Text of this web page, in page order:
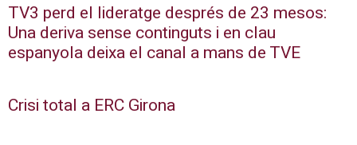
TV3 perd el lideratge després de 23 mesos:
Una deriva sense continguts i en clau
espanyola deixa el canal a mans de TVE
Crisi total a ERC Girona